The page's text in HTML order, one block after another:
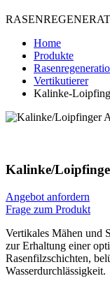
Home
Produkte
Vertikutierer
Kalinke-
Kalinke/
Angebot anfordern
Frage zum Produkt
Vertikales Mähen und
zur Erhaltung einer
Rasenfilzschichten,
Wasserdurchlässigkeit.